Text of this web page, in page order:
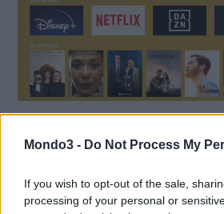
Mondo3 - Do Not Process My
If you wish to opt-out of the sale,
processing of your personal or
Solo con TimVision sarà possibile
il piano di Disney+ o Netflix più